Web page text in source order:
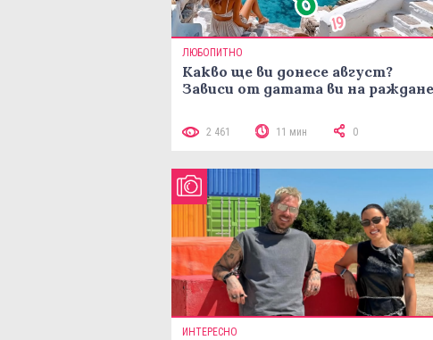
ЛЮБОПИТНО
Какво ще ви донесе август?
Зависи от датата ви на ражданe
2 461 11 мин 0
ИНТЕРЕСНО